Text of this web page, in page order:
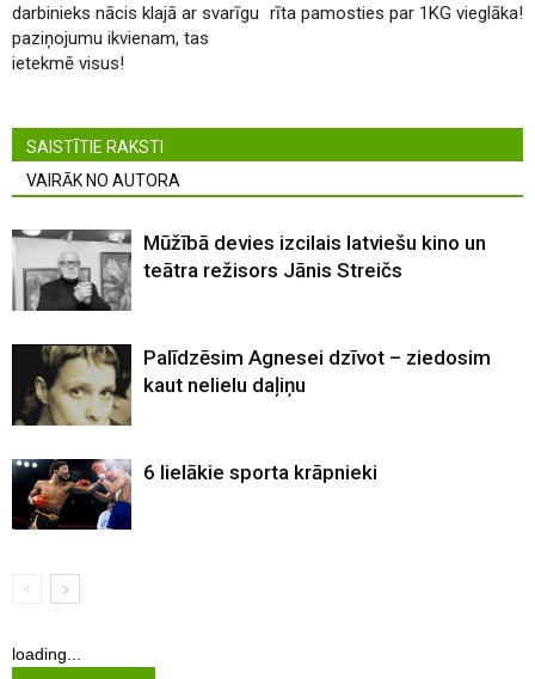
darbinieks nācis klajā ar svarīgu
paziņojumu ikvienam, tas
ietekmē visus!
rīta pamosties par 1KG vieglāka!
SAISTĪTIE RAKSTI
VAIRĀK NO AUTORA
Mūžībā devies izcilais latviešu kino un
teātra režisors Jānis Streičs
Palīdzēsim Agnesei dzīvot – ziedosim
kaut nelielu daļiņu
6 lielākie sporta krāpnieki
loading...